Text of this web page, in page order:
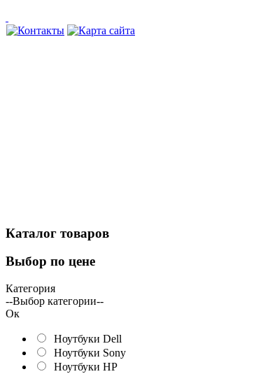
Каталог товаров
Выбор по цене
Категория
--Выбор категории--
Ок
Ноутбуки Dell
Ноутбуки Sony
Ноутбуки HP